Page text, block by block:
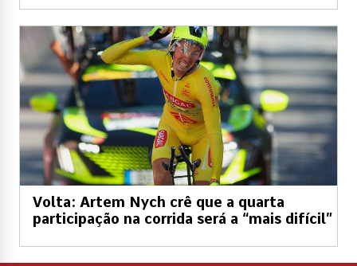
Volta: Artem Nych crê que a quarta
participação na corrida será a “mais difícil”